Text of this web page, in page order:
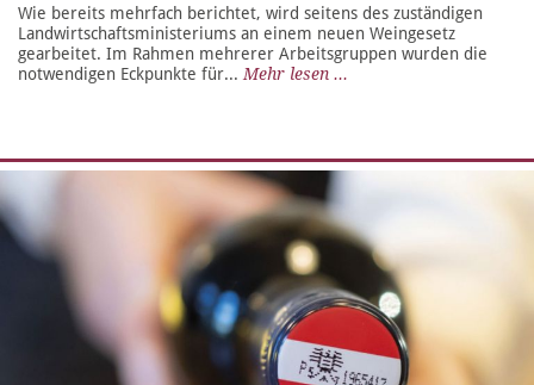
Wie bereits mehrfach berichtet, wird seitens des zuständigen
Landwirtschaftsministeriums an einem neuen Weingesetz
gearbeitet. Im Rahmen mehrerer Arbeitsgruppen wurden die
notwendigen Eckpunkte für...Mehr lesen ...